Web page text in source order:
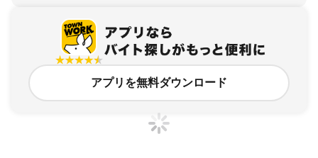
アプリを無料ダウンロード